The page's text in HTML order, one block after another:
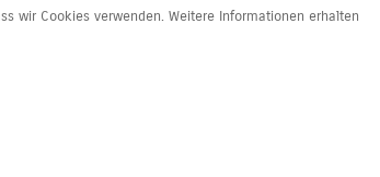
wir Cookies verwenden. Weitere Informationen erhalten